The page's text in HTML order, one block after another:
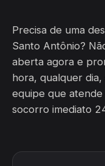
Precisa de uma
Santo Antônio?
aberta agora e
hora, qualquer
equipe que
socorro imediato